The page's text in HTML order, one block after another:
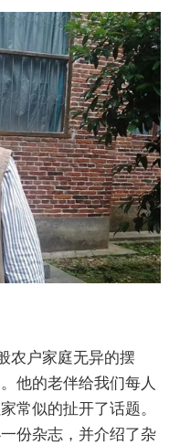
农户家庭无异的摆
他的老伴给我们每人
常似的扯开了话题。
份杂志，并介绍了杂